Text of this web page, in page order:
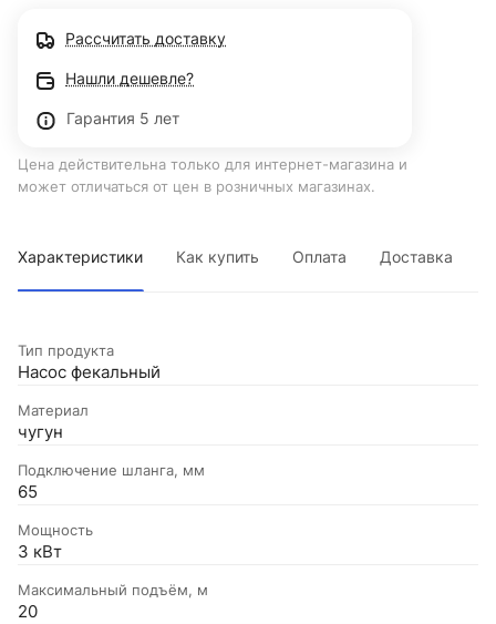
Рассчитать доставку
Нашли дешевле?
Гарантия 5 лет
Цена действительна только для интернет-магазина и
может отличаться от цен в розничных магазинах.
Характеристики Как купить Оплата Доставка
Тип продукта
Насос фекальный
Материал
чугун
Подключение шланга, мм
65
Мощность
3 кВт
Максимальный подъём, м
20